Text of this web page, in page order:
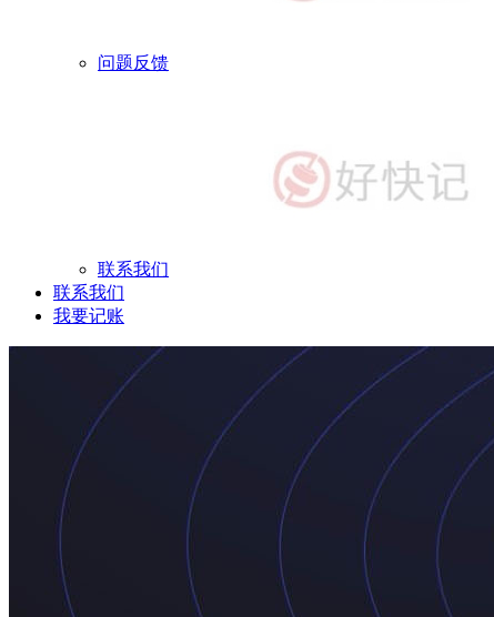
问题反馈
联系我们
联系我们
我要记账